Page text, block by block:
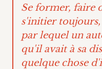
Se former, faire
s'initier toujours,
par lequel un
qu'il avait à sa
quelque chose